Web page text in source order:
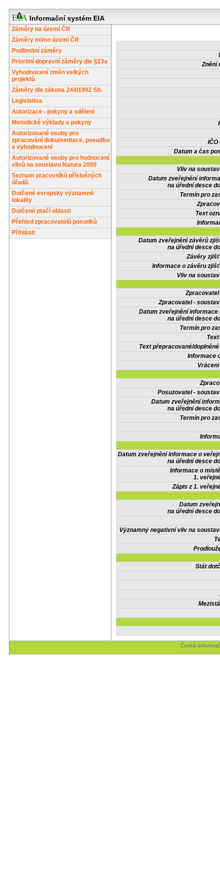
Informační systém EIA
Záměry na území ČR
Záměry mimo území ČR
Podlimitní záměry
Prioritní dopravní záměry dle §23a
Vyhodnocení změn velkých
projektů
Záměry dle zákona 244/1992 Sb.
Legislativa
Autorizace - pokyny a sdělení
Metodické výklady a pokyny
Autorizované osoby pro
zpracování dokumentace, posudku
a vyhodnocení
Autorizované osoby pro hodnocení
vlivů na soustavu Natura 2000
Seznam pracovníků příslušných
úřadů
Dotčené evropsky významné
lokality
Dotčené ptačí oblasti
Přehled zpracovatelů posudků
Přihlásit
Znění
IČO
Datum a čas
Vliv na
Datum zveřejnění
na úřední desce
Termín pro
Text
Datum zveřejnění závěrů
na úřední desce
Závěry
Informace o závěru
Vliv na
Zpracovatel -
Datum zveřejnění informace
na úřední desce
Termín pro
Text přepracované/
Informace
Posuzovatel -
Datum zveřejnění
na úřední desce
Termín pro
Datum zveřejnění informace o
na úřední desce
Informace o
1.
Zápis z 1.
Datum
na úřední desce
Významný negativní vliv na
Stát
Česká